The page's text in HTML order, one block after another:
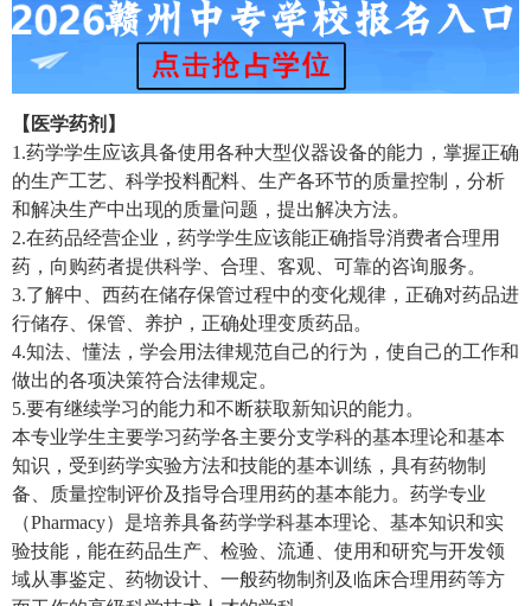
【医学药剂】
1.药学学生应该具备使用各种大型仪器设备的能力，掌握正确
的生产工艺、科学投料配料、生产各环节的质量控制，分析
和解决生产中出现的质量问题，提出解决方法。
2.在药品经营企业，药学学生应该能正确指导消费者合理用
药，向购药者提供科学、合理、客观、可靠的咨询服务。
3.了解中、西药在储存保管过程中的变化规律，正确对药品进
行储存、保管、养护，正确处理变质药品。
4.知法、懂法，学会用法律规范自己的行为，使自己的工作和
做出的各项决策符合法律规定。
5.要有继续学习的能力和不断获取新知识的能力。
本专业学生主要学习药学各主要分支学科的基本理论和基本
知识，受到药学实验方法和技能的基本训练，具有药物制
备、质量控制评价及指导合理用药的基本能力。药学专业
（Pharmacy）是培养具备药学学科基本理论、基本知识和实
验技能，能在药品生产、检验、流通、使用和研究与开发领
域从事鉴定、药物设计、一般药物制剂及临床合理用药等方